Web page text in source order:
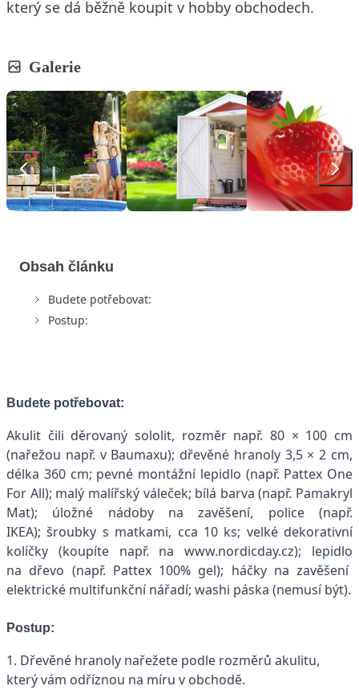
který se dá běžně koupit v hobby obchodech.
Galerie
Obsah článku
Budete potřebovat:
Postup:
Budete potřebovat:
Akulit čili děrovaný sololit, rozměr např. 80 × 100 cm
(nařežou např. v Baumaxu); dřevěné hranoly 3,5 × 2 cm,
délka 360 cm; pevné montážní lepidlo (např. Pattex One
For All); malý malířský váleček; bílá barva (např. Pamakryl
Mat); úložné nádoby na zavěšení, police (např.
IKEA); šroubky s matkami, cca 10 ks; velké dekorativní
kolíčky (koupíte např. na www.nordicday.cz); lepidlo
na dřevo (např. Pattex 100% gel); háčky na zavěšení
elektrické multifunkční nářadí; washi páska (nemusí být).
Postup:
1. Dřevěné hranoly nařežete podle rozměrů akulitu,
který vám odříznou na míru v obchodě.